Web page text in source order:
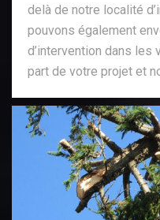
delà de notre localité
pouvons également
d’intervention dans
part de votre projet et